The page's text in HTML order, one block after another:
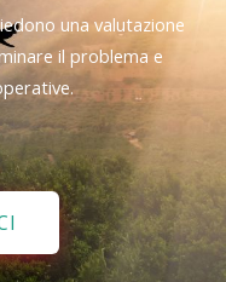
una valutazione
il problema e